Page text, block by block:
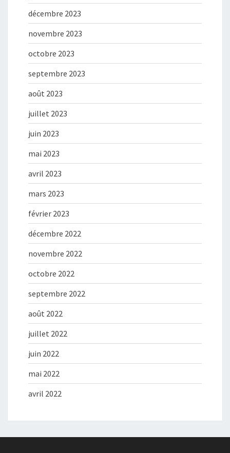
décembre 2023
novembre 2023
octobre 2023
septembre 2023
août 2023
juillet 2023
juin 2023
mai 2023
avril 2023
mars 2023
février 2023
décembre 2022
novembre 2022
octobre 2022
septembre 2022
août 2022
juillet 2022
juin 2022
mai 2022
avril 2022